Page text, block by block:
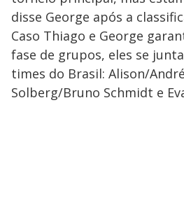
disse George após a
Caso Thiago e George
fase de grupos, eles se
times do Brasil: Alison/
Solberg/Bruno Schmidt e